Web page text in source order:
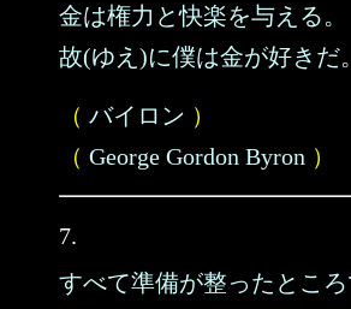
金は権力と快楽を与える。
故(ゆえ)に僕は金が好きだ。
（ バイロン ）
（ George Gordon Byron ）
7.
すべて準備が整ったとこ